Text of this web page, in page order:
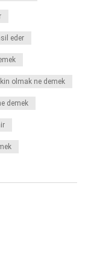
eder
olmak ne demek
demek